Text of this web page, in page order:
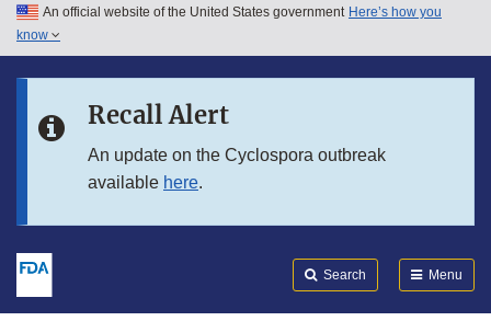
Skip to main content
Skip to in this section menu
An official website of the United States government Here’s how you
know
Recall Alert
An update on the Cyclospora outbreak
available here.
Search Menu